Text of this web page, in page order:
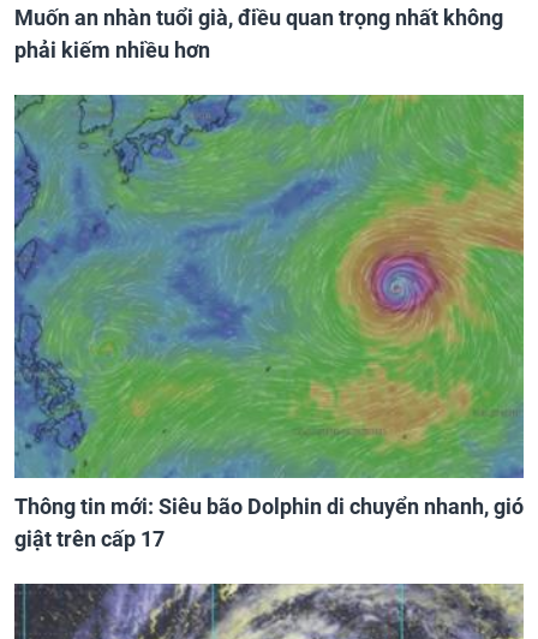
Muốn an nhàn tuổi già, điều quan trọng nhất không
phải kiếm nhiều hơn
Thông tin mới: Siêu bão Dolphin di chuyển nhanh, gió
giật trên cấp 17